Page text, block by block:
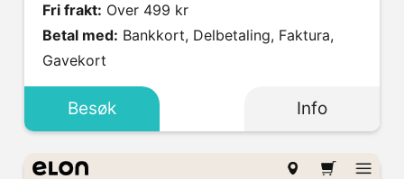
Fri frakt: Over 499 kr
Betal med:
Gavekort
Besøk Info